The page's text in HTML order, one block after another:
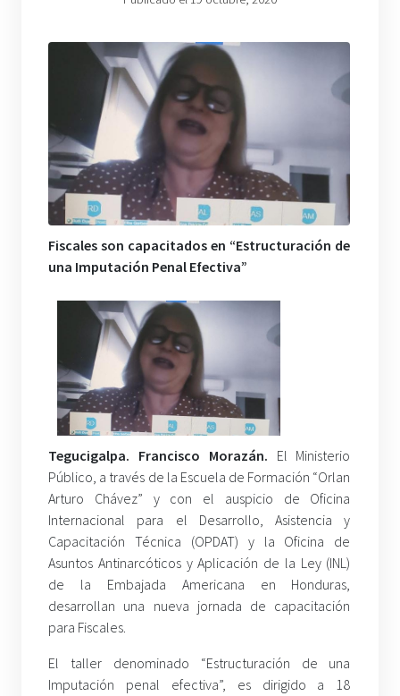
Fiscales son capacitados en “Estructuración de
una Imputación Penal Efectiva”
Tegucigalpa. Francisco Morazán. El Ministerio
Público, a través de la Escuela de Formación “Orlan
Arturo Chávez” y con el auspicio de Oficina
Internacional para el Desarrollo, Asistencia y
Capacitación Técnica (OPDAT) y la Oficina de
Asuntos Antinarcóticos y Aplicación de la Ley (INL)
de la Embajada Americana en Honduras,
desarrollan una nueva jornada de capacitación
para Fiscales.
El taller denominado “Estructuración de una
Imputación penal efectiva”, es dirigido a 18